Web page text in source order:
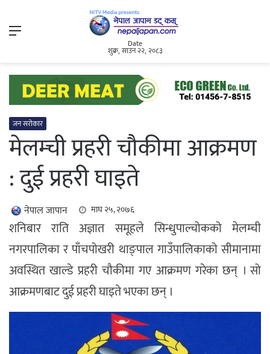
Menu
Date
शुक्र, साउन २२, २०८३
जन सरोकार
मेलम्ची प्रहरी चौकीमा आक्रमण
: दुई प्रहरी घाइते
नेपाल जापान माघ २५, २०७६
शनिबार राति अज्ञात समूहले सिन्धुपाल्चोकको मेलम्ची
नगरपालिका र पाँचपोखरी थाङ्पाल गाउँपालिकाको सीमानामा
अवस्थित खाल्डे प्रहरी चौकीमा गए आक्रमण गरेका छन् । सो
आक्रमणबाट दुई प्रहरी घाइते भएका छन् ।